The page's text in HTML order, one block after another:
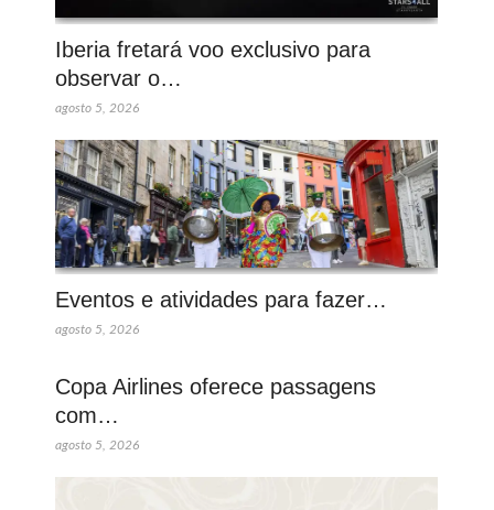
Iberia fretará voo exclusivo para
observar o…
agosto 5, 2026
Eventos e atividades para fazer…
agosto 5, 2026
Copa Airlines oferece passagens
com…
agosto 5, 2026